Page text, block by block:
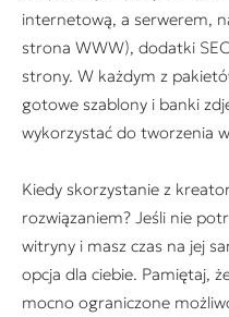
internetową, a serwerem,
strona WWW), dodatki
strony. W każdym z
gotowe szablony i banki
wykorzystać do tworzenia
Kiedy skorzystanie z
rozwiązaniem? Jeśli nie
witryny i masz czas na jej
opcja dla ciebie. Pamiętaj,
mocno ograniczone